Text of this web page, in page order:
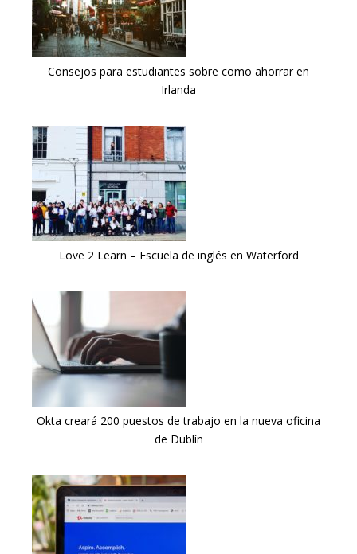
Consejos para estudiantes sobre como ahorrar en
Irlanda
Love 2 Learn – Escuela de inglés en Waterford
Okta creará 200 puestos de trabajo en la nueva oficina
de Dublín